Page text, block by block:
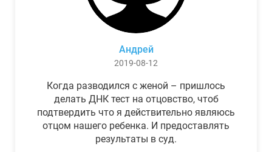
Андрей
2019-08-12
Когда разводился с женой – пришлось
делать ДНК тест на отцовство, чтоб
подтвердить что я действительно являюсь
отцом нашего ребенка. И предоставлять
результаты в суд.